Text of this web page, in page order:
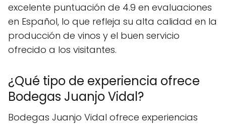
excelente puntuación de 4.9 en evaluaciones
en Español, lo que refleja su alta calidad en la
producción de vinos y el buen servicio
ofrecido a los visitantes.
¿Qué tipo de experiencia ofrece
Bodegas Juanjo Vidal?
Bodegas Juanjo Vidal ofrece experiencias